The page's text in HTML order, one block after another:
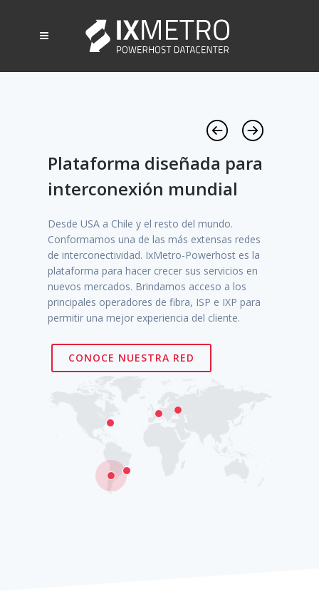
Plataforma diseñada para
interconexión mundial
Desde USA a Chile y el resto del mundo.
Conformamos una de las más extensas redes
de interconectividad. IxMetro-Powerhost es la
plataforma para hacer crecer sus servicios en
nuevos mercados. Brindamos acceso a los
principales operadores de fibra, ISP e IXP para
permitir una mejor experiencia del cliente.
CONOCE NUESTRA RED